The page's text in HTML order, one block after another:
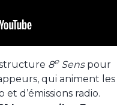
8eSenspour
qui animent les
d’émissions radio.